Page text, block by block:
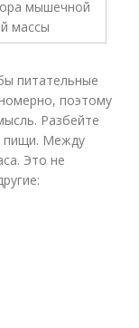
питательные
поэтому
Разбейте
пищи. Между
Это не